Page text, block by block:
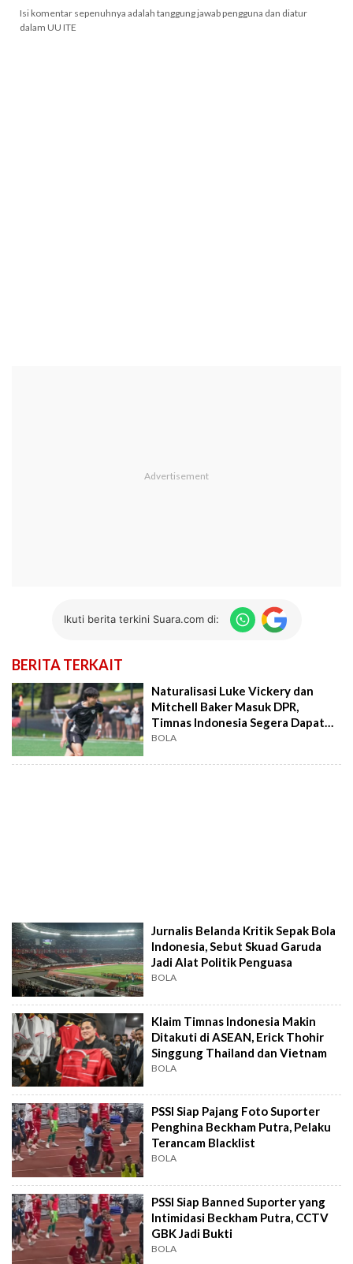
Isi komentar sepenuhnya adalah tanggung jawab pengguna dan diatur
dalam UU ITE
Ikuti berita terkini Suara.com di:
BERITA TERKAIT
Naturalisasi Luke Vickery dan
Mitchell Baker Masuk DPR,
Timnas Indonesia Segera Dapat
Amunisi Baru
BOLA
Jurnalis Belanda Kritik Sepak Bola
Indonesia, Sebut Skuad Garuda
Jadi Alat Politik Penguasa
BOLA
Klaim Timnas Indonesia Makin
Ditakuti di ASEAN, Erick Thohir
Singgung Thailand dan Vietnam
BOLA
PSSI Siap Pajang Foto Suporter
Penghina Beckham Putra, Pelaku
Terancam Blacklist
BOLA
PSSI Siap Banned Suporter yang
Intimidasi Beckham Putra, CCTV
GBK Jadi Bukti
BOLA